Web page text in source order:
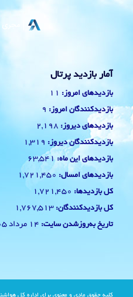
آمار بازدید پرتال
بازدیدهای امروز: 11
بازدیدکنندگان امروز: 9
بازدیدهای دیروز: 2,198
بازدیدکنندگان دیروز: 1,319
بازدیدهای این ماه: 63,541
بازدیدهای امسال: 1,721,450
کل بازدیدها: 1,721,450
کل بازدیدکنند‌گان: 1,767,513
تاریخ به‌روزشدن سایت: 14 مرداد 1405
کلیه حقوق مادی و معنوی برای اداره کل